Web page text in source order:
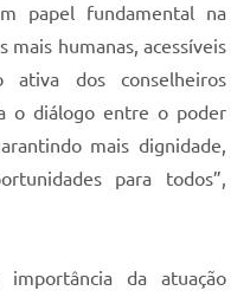
papel fundamental na
mais humanas, acessíveis
ativa dos conselheiros
o diálogo entre o poder
mais dignidade,
para todos”,
da atuação